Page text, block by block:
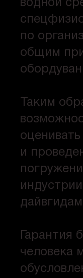
водной
по
общим
Таким
и
Гарантия
человека